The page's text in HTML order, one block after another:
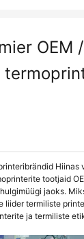
OEM
Hiinas
tootjaid
jaoks.
liider termiliste
ja termiliste